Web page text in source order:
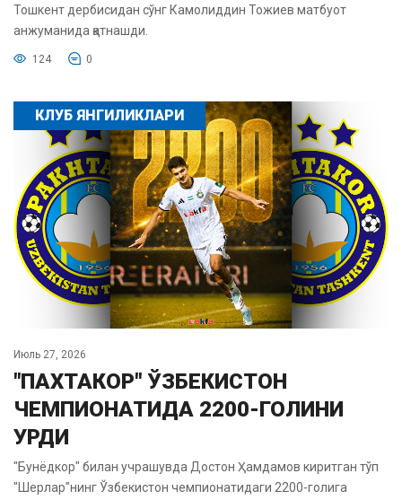
Тошкент дербисидан сўнг Камолиддин Тожиев матбуот
анжуманида қатнашди.
124 0
КЛУБ ЯНГИЛИКЛАРИ
Июль 27, 2026
"ПАХТАКОР" ЎЗБЕКИСТОН
ЧЕМПИОНАТИДА 2200-ГОЛИНИ
УРДИ
"Бунёдкор" билан учрашувда Достон Ҳамдамов киритган тўп
"Шерлар"нинг Ўзбекистон чемпионатидаги 2200-голига